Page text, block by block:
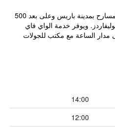
يقع هذا الفندق الأنيق في منطقة المسارح بمدينة باريس وعلى بعد 500
ويوفر خدمة الواي فاي
مدار الساعة مع مكتب للجولات
14:00
12:00